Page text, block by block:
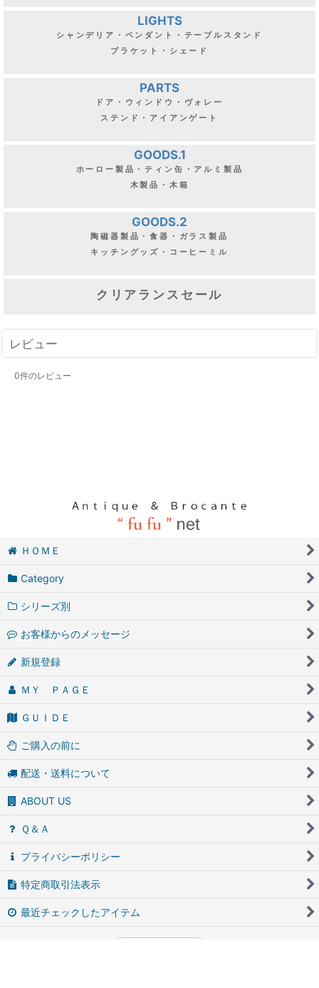
LIGHTS
シャンデリア・ペンダント・テーブルスタンド
ブラケット・シェード
PARTS
ドア・ウィンドウ・ヴォレー
ステンド・アイアンゲート
GOODS.1
ホーロー製品・ティン缶・アルミ製品
木製品・木箱
GOODS.2
陶磁器製品・食器・ガラス製品
キッチングッズ・コーヒーミル
クリアランスセール
レビュー
0件のレビュー
ＨＯＭＥ
Category
シリーズ別
お客様からのメッセージ
新規登録
ＭＹ ＰＡＧＥ
ＧＵＩＤＥ
ご購入の前に
配送・送料について
ABOUT US
Ｑ＆Ａ
プライバシーポリシー
特定商取引法表示
最近チェックしたアイテム